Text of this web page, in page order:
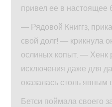
привел ее в настоящее
— Рядовой Книггз,
свой долг! — крикнула
ослиных копыт. — Хенк
исключения даже для
оказалась столь явным
Бетси поймала своего